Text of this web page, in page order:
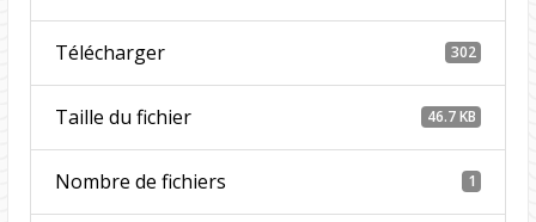
Télécharger 302
Taille du fichier 46.7 KB
Nombre de fichiers 1